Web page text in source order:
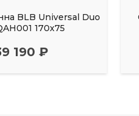
BLB Universal Duo
170x75
190 ₽